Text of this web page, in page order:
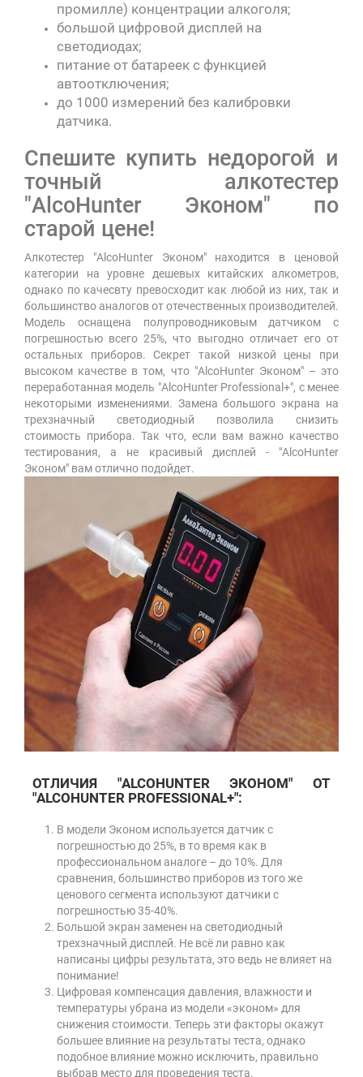
промилле) концентрации алкоголя;
большой цифровой дисплей на
светодиодах;
питание от батареек с функцией
автоотключения;
до 1000 измерений без калибровки
датчика.
Спешите купить недорогой и
точный алкотестер
"AlcoHunter Эконом" по
старой цене!
Алкотестер "AlcoHunter Эконом" находится в ценовой
категории на уровне дешевых китайских алкометров,
однако по качесвту превосходит как любой из них, так и
большинство аналогов от отечественных производителей.
Модель оснащена полупроводниковым датчиком с
погрешностью всего 25%, что выгодно отличает его от
остальных приборов. Секрет такой низкой цены при
высоком качестве в том, что "AlcoHunter Эконом" – это
переработанная модель "AlcoHunter Professional+", с менее
некоторыми изменениями. Замена большого экрана на
трехзначный светодиодный позволила снизить
стоимость прибора. Так что, если вам важно качество
тестирования, а не красивый дисплей - "AlcoHunter
Эконом" вам отлично подойдет.
ОТЛИЧИЯ "ALCOHUNTER ЭКОНОМ" ОТ
"ALCOHUNTER PROFESSIONAL+":
В модели Эконом используется датчик с
погрешностью до 25%, в то время как в
профессиональном аналоге – до 10%. Для
сравнения, большинство приборов из того же
ценового сегмента используют датчики с
погрешностью 35-40%.
Большой экран заменен на светодиодный
трехзначный дисплей. Не всё ли равно как
написаны цифры результата, это ведь не влияет на
понимание!
Цифровая компенсация давления, влажности и
температуры убрана из модели «эконом» для
снижения стоимости. Теперь эти факторы окажут
большее влияние на результаты теста, однако
подобное влияние можно исключить, правильно
выбрав место для проведения теста.